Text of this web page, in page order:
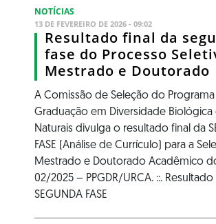
NOTÍCIAS
13 DE FEVEREIRO DE 2026 - 09:02
Resultado final da
fase do Processo
Mestrado e Doutorado
A Comissão de Seleção do
Graduação em Diversidade Biológica
Naturais divulga o resultado final da
FASE (Análise de Currículo) para a
Mestrado e Doutorado Acadêmico
02/2025 – PPGDR/URCA. ::. Resultado
SEGUNDA FASE